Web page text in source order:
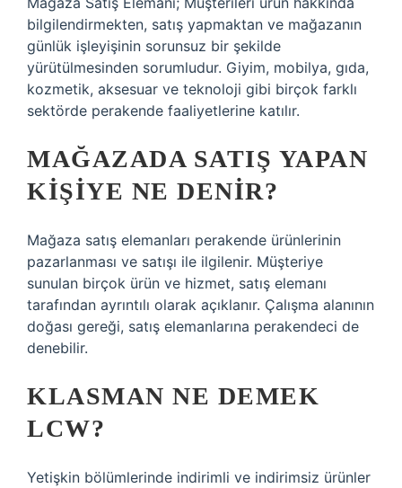
bilgilendirmekten, satış yapmaktan ve mağazanın
günlük işleyişinin sorunsuz bir şekilde
yürütülmesinden sorumludur. Giyim, mobilya, gıda,
kozmetik, aksesuar ve teknoloji gibi birçok farklı
sektörde perakende faaliyetlerine katılır.
MAĞAZADA SATIŞ YAPAN
KIŞIYE NE DENIR?
Mağaza satış elemanları perakende ürünlerinin
pazarlanması ve satışı ile ilgilenir. Müşteriye
sunulan birçok ürün ve hizmet, satış elemanı
tarafından ayrıntılı olarak açıklanır. Çalışma alanının
doğası gereği, satış elemanlarına perakendeci de
denebilir.
KLASMAN NE DEMEK
LCW?
Yetişkin bölümlerinde indirimli ve indirimsiz ürünler